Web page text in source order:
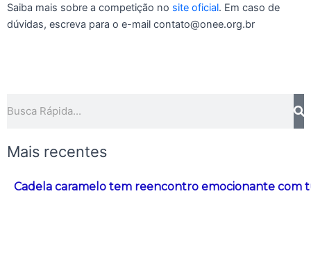
Saiba mais sobre a competição no site oficial. Em caso de
dúvidas, escreva para o e-mail contato@onee.org.br
Mais recentes
Cadela caramelo tem reencontro emocionante com